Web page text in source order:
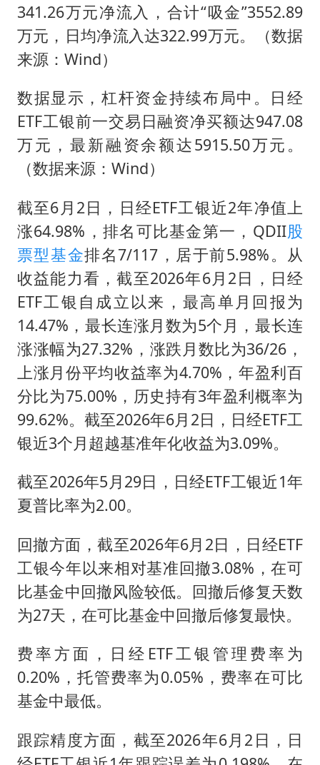
341.26万元净流入，合计“吸金”3552.89
万元，日均净流入达322.99万元。（数据
来源：Wind）
数据显示，杠杆资金持续布局中。日经
ETF工银前一交易日融资净买额达947.08
万元，最新融资余额达5915.50万元。
（数据来源：Wind）
截至6月2日，日经ETF工银近2年净值上
涨64.98%，排名可比基金第一，QDII股
票型基金排名7/117，居于前5.98%。从
收益能力看，截至2026年6月2日，日经
ETF工银自成立以来，最高单月回报为
14.47%，最长连涨月数为5个月，最长连
涨涨幅为27.32%，涨跌月数比为36/26，
上涨月份平均收益率为4.70%，年盈利百
分比为75.00%，历史持有3年盈利概率为
99.62%。截至2026年6月2日，日经ETF工
银近3个月超越基准年化收益为3.09%。
截至2026年5月29日，日经ETF工银近1年
夏普比率为2.00。
回撤方面，截至2026年6月2日，日经ETF
工银今年以来相对基准回撤3.08%，在可
比基金中回撤风险较低。回撤后修复天数
为27天，在可比基金中回撤后修复最快。
费率方面，日经ETF工银管理费率为
0.20%，托管费率为0.05%，费率在可比
基金中最低。
跟踪精度方面，截至2026年6月2日，日